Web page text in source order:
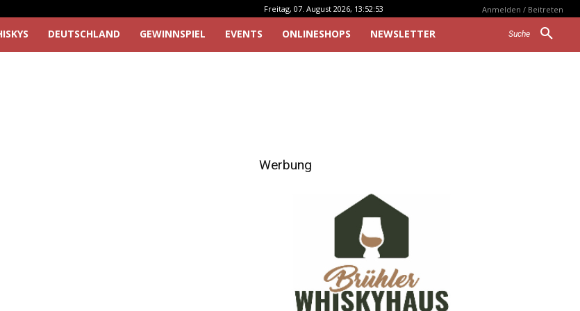
Freitag, 07. August 2026, 13:52:53 Anmelden / Beitreten
Suche
DEUTSCHLAND GEWINNSPIEL EVENTS ONLINESHOPS NEWSLETTER
Werbung